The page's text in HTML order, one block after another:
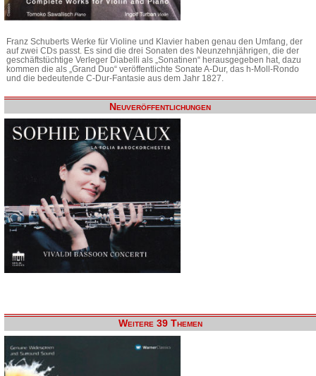
Franz Schuberts Werke für Violine und Klavier haben genau den Umfang, der
auf zwei CDs passt. Es sind die drei Sonaten des Neunzehnjährigen, die der
geschäftstüchtige Verleger Diabelli als „Sonatinen“ herausgegeben hat, dazu
kommen die als „Grand Duo“ veröffentlichte Sonate A-Dur, das h-Moll-Rondo
und die bedeutende C-Dur-Fantasie aus dem Jahr 1827.
Neuveröffentlichungen
Weitere 39 Themen